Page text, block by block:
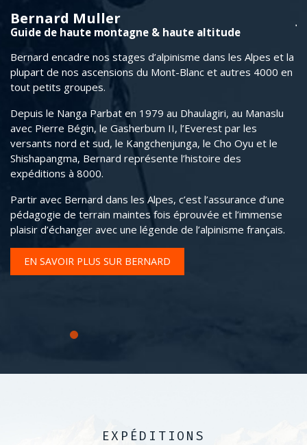
Bernard Muller
Guide de haute montagne & haute altitude
Bernard encadre nos stages d’alpinisme dans les Alpes et la
plupart de nos ascensions du Mont-Blanc et autres 4000 en
tout petits groupes.
Depuis le Nanga Parbat en 1979 au Dhaulagiri, au Manaslu
avec Pierre Bégin, le Gasherbum II, l’Everest par les
versants nord et sud, le Kangchenjunga, le Cho Oyu et le
Shishapangma, Bernard représente l’histoire des
expéditions à 8000.
Partir avec Bernard dans les Alpes, c’est l’assurance d’une
pédagogie de terrain maintes fois éprouvée et l’immense
plaisir d’échanger avec une légende de l’alpinisme français.
EN SAVOIR PLUS SUR BERNARD
EXPÉDITIONS